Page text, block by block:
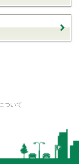
ついて